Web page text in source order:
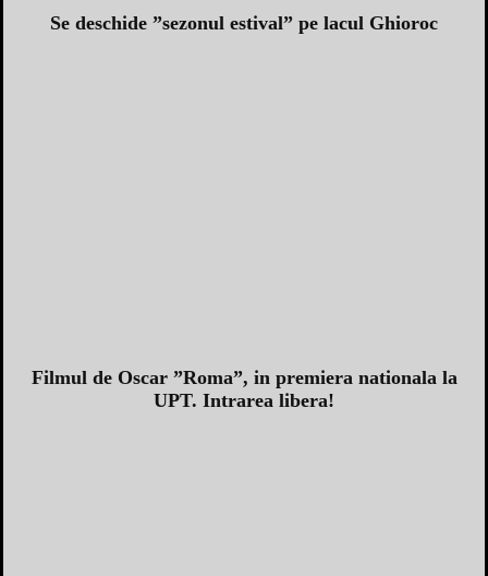
Se deschide ”sezonul estival” pe lacul Ghioroc
Filmul de Oscar ”Roma”, in premiera nationala la
UPT. Intrarea libera!